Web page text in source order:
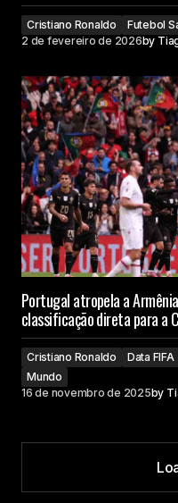
Cristiano Ronaldo Futebol
2 de fevereiro de 2026by
Portugal atropela a
classificação direta para a
Cristiano Ronaldo Data FIFA
Mundo
16 de novembro de 2025by